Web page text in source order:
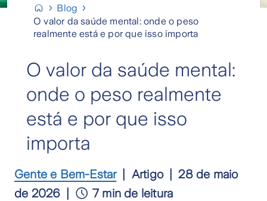
Blog
O valor da saúde mental: onde o peso
realmente está e por que isso importa
O valor da saúde mental:
onde o peso realmente
está e por que isso
importa
Gente e Bem-Estar Artigo
28 de maio
de 2026
7 min de leitura